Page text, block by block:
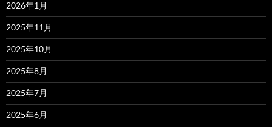
2026年1月
2025年11月
2025年10月
2025年8月
2025年7月
2025年6月